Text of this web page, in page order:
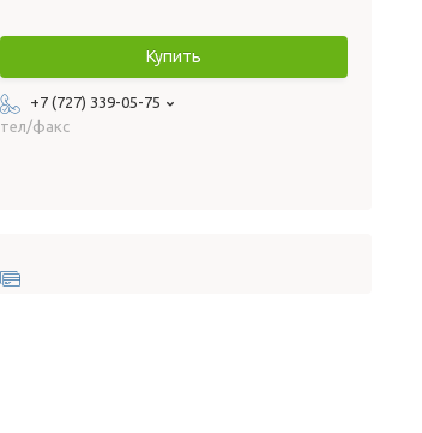
Купить
+7 (727) 339-05-75
тел/факс